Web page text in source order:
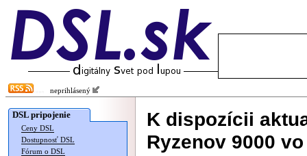
neprihlásený
DSL pripojenie
Ceny DSL
Dostupnosť DSL
Fórum o DSL
K dispozícii
Ryzenov 9000